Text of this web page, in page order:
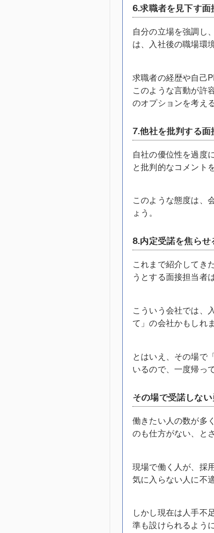
6.求職者を見下す面
自分の立場を強調し
は、入社後の職場環
求職者の経歴や自己
このような言動が許
のオプションを考え
7.他社を批判する面
自社の優位性を過度
と批判的なコメント
このような態度は、
ょう。
8.内定受諾を焦らせ
これまで紹介してき
うとする面接担当者
こういう会社では、
て」の会社かもしれ
とはいえ、その場で
いるので、一度帰っ
その場で受諾しな
働きたい人の数が多
のも仕方がない、と
現場で働く人が、採
気に入らない人に不
しかし現在は人手不
準も設けられるよう